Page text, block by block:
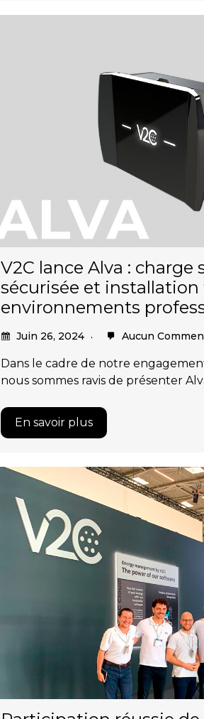
V2C lance Alva : charge
sécurisée et installation
environnements
Juin 26, 2024 Aucun
Dans le cadre de notre
nous sommes ravis de présenter
En savoir plus